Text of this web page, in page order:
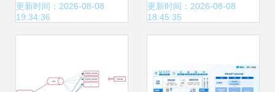
集团CIO杨云勇
更新时间：2026-08-08
19:34:36
术社区数据处理与
更新时间：2026-08-08
18:45:35